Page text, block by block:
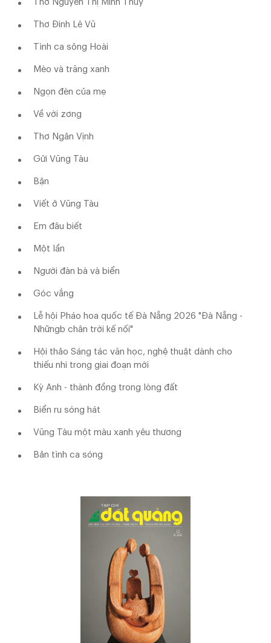
Thơ Nguyễn Thị Minh Thùy
Thơ Đinh Lê Vũ
Tình ca sông Hoài
Mèo và trăng xanh
Ngọn đèn của mẹ
Về với zơng
Thơ Ngân Vịnh
Gửi Vũng Tàu
Bận
Viết ở Vũng Tàu
Em đâu biết
Một lần
Người đàn bà và biển
Góc vắng
Lễ hội Pháo hoa quốc tế Đà Nẵng 2026 "Đà Nẵng -
Nhữngb chân trời kế nối"
Hội thảo Sáng tác văn học, nghệ thuật dành cho
thiếu nhi trong giai đoạn mới
Kỳ Anh - thành đồng trong lòng đất
Biển ru sóng hát
Vũng Tàu một màu xanh yêu thương
Bản tình ca sóng